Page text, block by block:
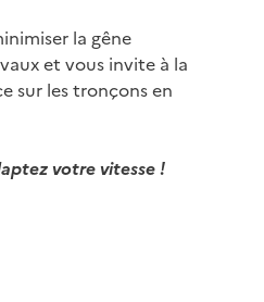
la gêne
et vous invite à la
sur les tronçons en
votre vitesse !